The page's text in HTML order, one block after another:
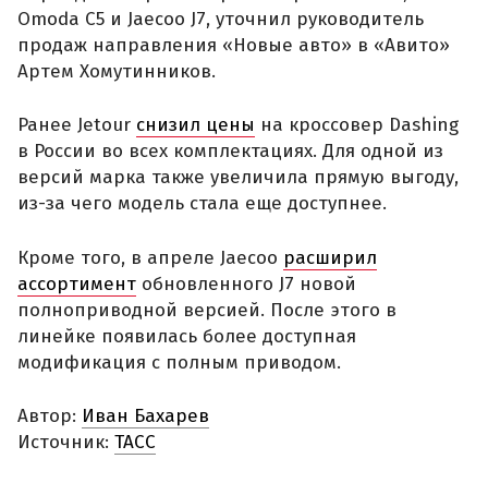
Omoda C5 и Jaecoo J7, уточнил руководитель
продаж направления «Новые авто» в «Авито»
Артем Хомутинников.
Ранее Jetour снизил цены на кроссовер Dashing
в России во всех комплектациях. Для одной из
версий марка также увеличила прямую выгоду,
из-за чего модель стала еще доступнее.
Кроме того, в апреле Jaecoo расширил
ассортимент обновленного J7 новой
полноприводной версией. После этого в
линейке появилась более доступная
модификация с полным приводом.
Автор: Иван Бахарев
Источник: ТАСС